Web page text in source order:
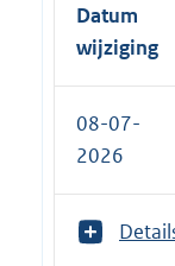
Datum
wijziging
08-07-
2026
T